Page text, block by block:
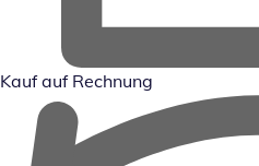
Kauf auf Rechnung